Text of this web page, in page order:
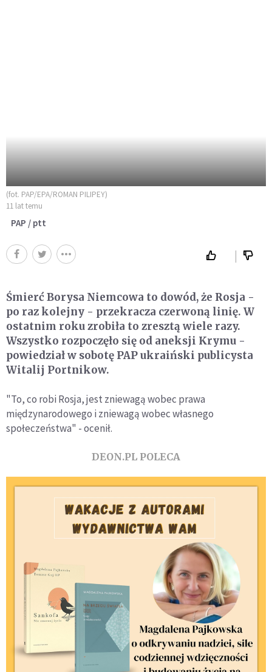
(fot. PAP/EPA/ROMAN PILIPEY)
11 lat temu
PAP / ptt
Śmierć Borysa Niemcowa to dowód, że Rosja -
po raz kolejny - przekracza czerwoną linię. W
ostatnim roku zrobiła to zresztą wiele razy.
Wszystko rozpoczęło się od aneksji Krymu -
powiedział w sobotę PAP ukraiński publicysta
Witalij Portnikow.
"To, co robi Rosja, jest zniewagą wobec prawa
międzynarodowego i zniewagą wobec własnego
społeczeństwa" - ocenił.
DEON.PL POLECA